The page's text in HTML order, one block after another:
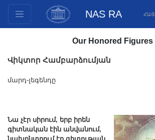
NAS RA ՀԱՅ
Documents
Innovation Proposals
Conferences
Our Honored Figures
Վիկտոր Համբարձումյան
մարդ-լեգենդը
Նա չէր սիրում, երբ իրեն
գիտնական էին անվանում,